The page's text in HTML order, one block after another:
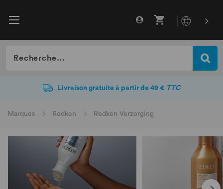
Livraison gratuite à partir de 49 € TTC
Livraison gratuite à partir de 49 €
Marques Redken Redken Verzorging